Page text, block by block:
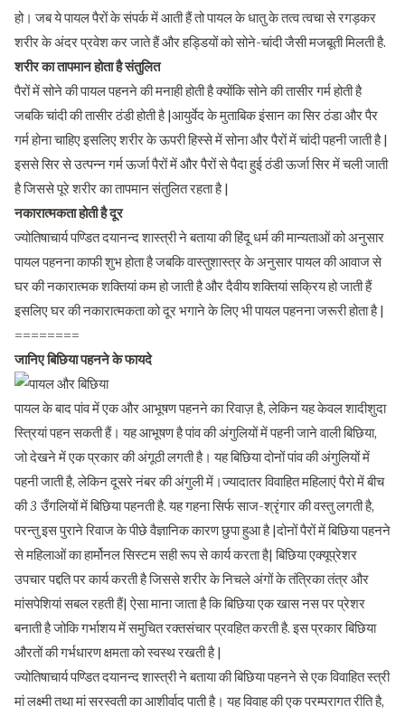
हो। जब ये पायल पैरों के संपर्क में आती हैं तो पायल के धातु के तत्व त्वचा से रगड़कर
शरीर के अंदर प्रवेश कर जाते हैं और हड्डियों को सोने-चांदी जैसी मजबूती मिलती है.
शरीर का तापमान होता है संतुलित
पैरों में सोने की पायल पहनने की मनाही होती है क्योंकि सोने की तासीर गर्म होती है
जबकि चांदी की तासीर ठंडी होती है |आयुर्वेद के मुताबिक इंसान का सिर ठंडा और पैर
गर्म होना चाहिए इसलिए शरीर के ऊपरी हिस्से में सोना और पैरों में चांदी पहनी जाती है |
इससे सिर से उत्पन्न गर्म ऊर्जा पैरों में और पैरों से पैदा हुई ठंडी ऊर्जा सिर में चली जाती
है जिससे पूरे शरीर का तापमान संतुलित रहता है |
नकारात्मकता होती है दूर
ज्योतिषाचार्य पण्डित दयानन्द शास्त्री ने बताया की हिंदू धर्म की मान्यताओं को अनुसार
पायल पहनना काफी शुभ होता है जबकि वास्तुशास्त्र के अनुसार पायल की आवाज से
घर की नकारात्मक शक्तियां कम हो जाती है और दैवीय शक्तियां सक्रिय हो जाती हैं
इसलिए घर की नकारात्मकता को दूर भगाने के लिए भी पायल पहनना जरूरी होता है |
========
जानिए बिछिया पहनने के फायदे
पायल के बाद पांव में एक और आभूषण पहनने का रिवाज़ है, लेकिन यह केवल शादीशुदा
स्त्रियां पहन सकती हैं। यह आभूषण है पांव की अंगुलियों में पहनी जाने वाली बिछिया,
जो देखने में एक प्रकार की अंगूठी लगती है। यह बिछिया दोनों पांव की अंगुलियों में
पहनी जाती है, लेकिन दूसरे नंबर की अंगुली में।ज्यादातर विवाहित महिलाएं पैरो में बीच
की 3 उँगलियों में बिछिया पहनती है. यह गहना सिर्फ साज-श्रृंगार की वस्तु लगती है,
परन्तु इस पुराने रिवाज के पीछे वैज्ञानिक कारण छुपा हुआ है |दोनों पैरों में बिछिया पहनने
से महिलाओं का हार्मोनल सिस्टम सही रूप से कार्य करता है| बिछिया एक्यूप्रेशर
उपचार पद्दति पर कार्य करती है जिससे शरीर के निचले अंगों के तंत्रिका तंत्र और
मांसपेशियां सबल रहती हैं| ऐसा माना जाता है कि बिछिया एक खास नस पर प्रेशर
बनाती है जोकि गर्भाशय में समुचित रक्तसंचार प्रवहित करती है. इस प्रकार बिछिया
औरतों की गर्भधारण क्षमता को स्वस्थ रखती है |
ज्योतिषाचार्य पण्डित दयानन्द शास्त्री ने बताया की बिछिया पहनने से एक विवाहित स्त्री
मां लक्ष्मी तथा मां सरस्वती का आशीर्वाद पाती है। यह विवाह की एक परम्परागत रीति है,